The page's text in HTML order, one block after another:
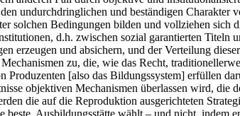
undurch­dring­li­chen und bestän­di­gen
Bedin­gun­gen bil­den und voll­zie­hen sich
d.h. zwi­schen sozi­al garan­tier­ten
erzeu­gen und absi­chern, und der Ver­tei­lung
zu, die, wie das Recht,
[also das Bil­dungs­sys­tem] erfül­len
objek­ti­ven Mecha­nis­men über­las­sen wird, die
die auf die Repro­duk­ti­on aus­ge­rich­te­ten
Aus­bil­dungs­stät­te wählt – und nicht, indem